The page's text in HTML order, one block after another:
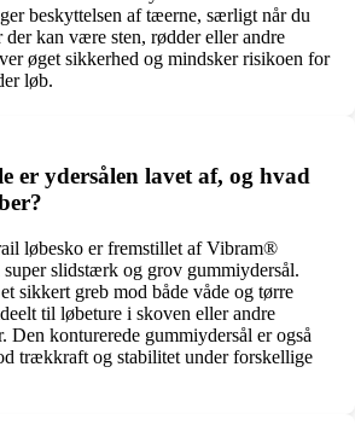
beskyttelsen af tæerne, særligt når du
kan være sten, rødder eller andre
øget sikkerhed og mindsker risikoen for
løb.
er ydersålen lavet af, og hvad
løbesko er fremstillet af Vibram®
slidstærk og grov gummiydersål.
sikkert greb mod både våde og tørre
til løbeture i skoven eller andre
Den konturerede gummiydersål er også
trækkraft og stabilitet under forskellige